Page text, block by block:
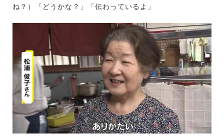
ね？）「どうかな？」「伝わっているよ」